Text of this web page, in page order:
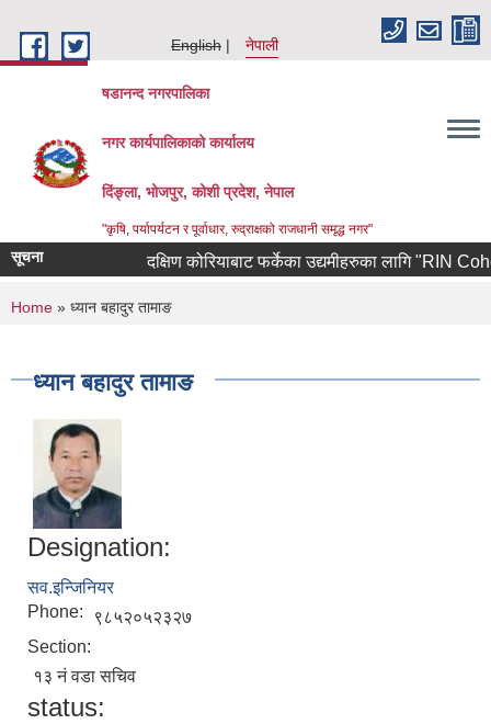
English
नेपाली
षडानन्द नगरपालिका
नगर कार्यपालिकाको कार्यालय
दिंङ्ला, भोजपुर, कोशी प्रदेश, नेपाल
"कृषि, पर्यापर्यटन र पूर्वाधार, रुद्राक्षको राजधानी समृद्ध नगर"
सूचना दक्षिण कोरियाबाट फर्केका उद्यमीहरुका लागि "RIN
You are here
Home » ध्यान बहादुर तामाङ
ध्यान बहादुर तामाङ
Designation:
सव.इन्जिनियर
Phone:
९८५२०५२३२७
Section:
१३ नं वडा सचिव
status: